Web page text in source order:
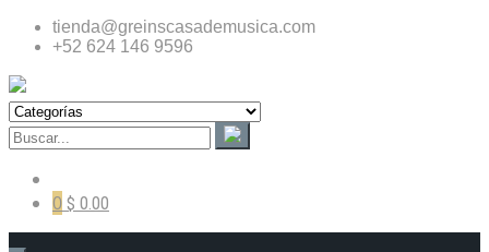
tienda@greinscasademusica.com
+52 624 146 9596
0 $ 0.00